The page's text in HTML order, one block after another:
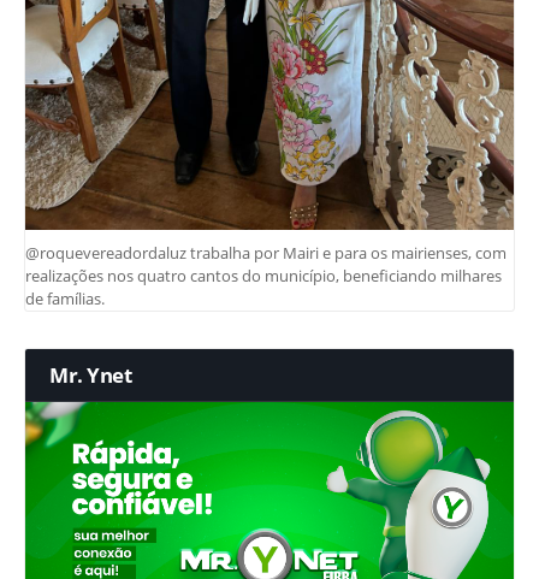
@roquevereadordaluz trabalha por Mairi e para os mairienses, com
realizações nos quatro cantos do município, beneficiando milhares
de famílias.
Mr. Ynet